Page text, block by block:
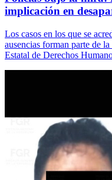
implicación en
Los casos en los que se
ausencias forman parte de
Estatal de Derechos